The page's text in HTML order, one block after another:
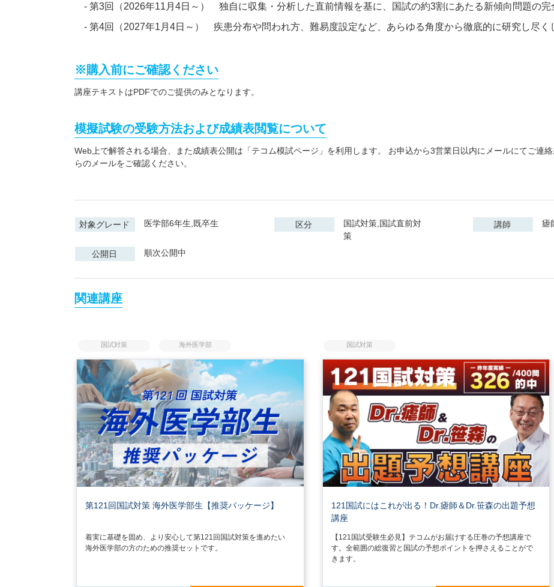
- 第3回（2026年11月4日～） 独自に収集・分析した直前情報を基に、国試の約3割にあたる新傾向問題の完
- 第4回（2027年1月4日～） 疾患分布や問われ方、難易度設定など、あらゆる角度から徹底的に研究し尽く
※購入前にご確認ください
講座テキストはPDFでのご提供のみとなります。
模擬試験の受験方法および成績表閲覧について
Web上で解答される場合、また成績表公開は「テコム模試ページ」を利用します。 お申込から3営業日以内にメールにてご連
らのメールをご確認ください。
対象グレード 医学部6年生,既卒生 区分
国試対策,国試直前対
策
講師 瘧
公開日 順次公開中
関連講座
国試対策 海外医学部
第121回国試対策 海外医学部生【推奨パッケージ】
着実に基礎を固め、より安心して第121回国試対策を進めたい
海外医学部の方のための推奨セットです。
国試対策
121国試にはこれが出る！Dr.瘧師＆Dr.笹森の出題予想
講座
【121国試受験生必見】テコムがお届けする圧巻の予想講座で
す。全範囲の総復習と国試の予想ポイントを押さえることがで
きます。